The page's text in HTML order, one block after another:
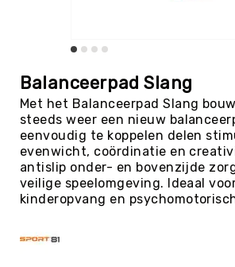
Badminton
Basketbal
Beachvolleybal
Boksen
Boogschieten
Biljart
/
Pool
naar
het
begin
van
de
afbeeldingen-
gallerij
Balanceerpad Slang
Met het Balanceerpad Slang
steeds weer een nieuw
eenvoudig te koppelen delen
evenwicht, coördinatie en
antislip onder- en bovenzijde
veilige speelomgeving. Ideaal
kinderopvang en